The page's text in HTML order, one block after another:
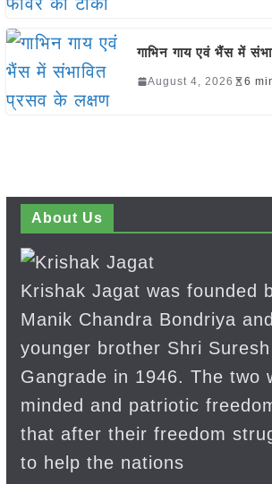
गाभिन गाय एवं भैंस में
August 4, 2026 6
About Us
Krishak Jagat was founded
Manik Chandra Bondriya
younger brother Shri
Gangrade in 1946. The two
minded and patriotic
that after their freedom
to help the nations